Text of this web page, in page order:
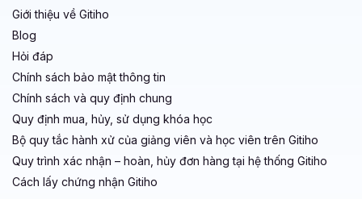
Giới thiệu về Gitiho
Blog
Hỏi đáp
Chính sách bảo mật thông tin
Chính sách và quy định chung
Quy định mua, hủy, sử dụng khóa học
Bộ quy tắc hành xử của giảng viên và học viên trên Gitiho
Quy trình xác nhận – hoàn, hủy đơn hàng tại hệ thống Gitiho
Cách lấy chứng nhận Gitiho